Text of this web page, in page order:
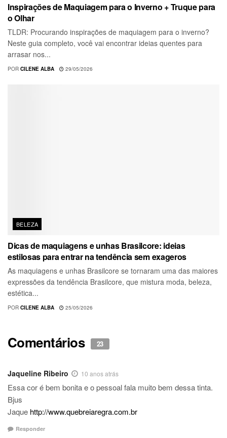
Inspirações de Maquiagem para o Inverno + Truque para
o Olhar
TLDR: Procurando inspirações de maquiagem para o inverno?
Neste guia completo, você vai encontrar ideias quentes para
arrasar nos...
POR CILENE ALBA 29/05/2026
BELEZA
Dicas de maquiagens e unhas Brasilcore: ideias
estilosas para entrar na tendência sem exageros
As maquiagens e unhas Brasilcore se tornaram uma das maiores
expressões da tendência Brasilcore, que mistura moda, beleza,
estética...
POR CILENE ALBA 25/05/2026
Comentários 23
Jaqueline Ribeiro 10 anos atrás
Essa cor é bem bonita e o pessoal fala muito bem dessa tinta.
Bjus
Jaque http://www.quebreiaregra.com.br
Responder